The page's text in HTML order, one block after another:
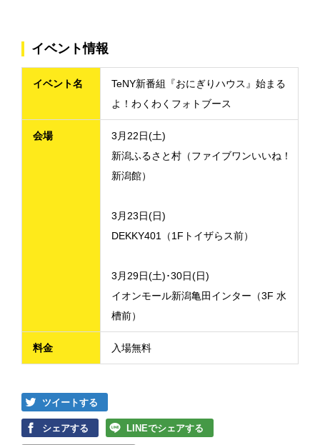
イベント情報
イベント名
TeNY新番組『おにぎりハウス』始まる
よ！わくわくフォトブース
会場
3月22日(土)
新潟ふるさと村（ファイブワンいいね！
新潟館）
3月23日(日)
DEKKY401（1Fトイザらス前）
3月29日(土)･30日(日)
イオンモール新潟亀田インター（3F 水
槽前）
料金 入場無料
ツイートする
シェアする LINEでシェアする